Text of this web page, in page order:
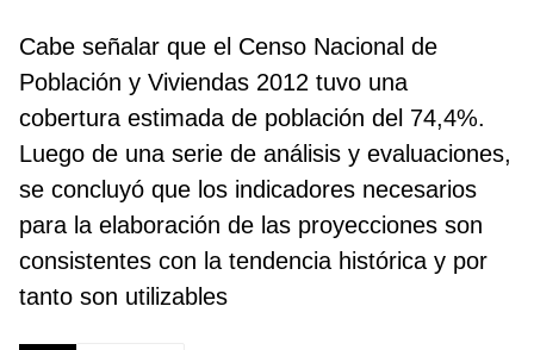
Cabe señalar que el Censo Nacional de
Población y Viviendas 2012 tuvo una
cobertura estimada de población del 74,4%.
Luego de una serie de análisis y evaluaciones,
se concluyó que los indicadores necesarios
para la elaboración de las proyecciones son
consistentes con la tendencia histórica y por
tanto son utilizables